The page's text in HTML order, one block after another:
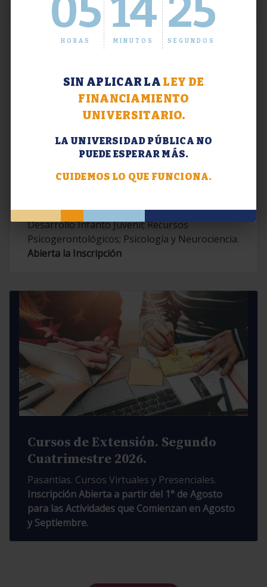
05
HORAS
14
MINUTOS
26
SEGUNDOS
SIN APLICAR LA LEY DE
FINANCIAMIENTO
UNIVERSITARIO.
LA UNIVERSIDAD PÚBLICA NO
PUEDE ESPERAR MÁS.
CUIDEMOS LO QUE FUNCIONA.
Extensión. Diplomaturas 2026.
Contemporáneas; Problemáticas en el
Desarrollo Infanto Juvenil; Recursos
Psicogerontológicos; Psicología y Neurociencia.
Abierta la Inscripción
Cursos de Extensión. Segundo
Cuatrimestre 2026.
Pasantías. Cursos Virtuales y Presenciales.
Inscripción Abierta a partir del 1° de Agosto
para las Actividades que Comienzan en Agosto
y Septiembre.